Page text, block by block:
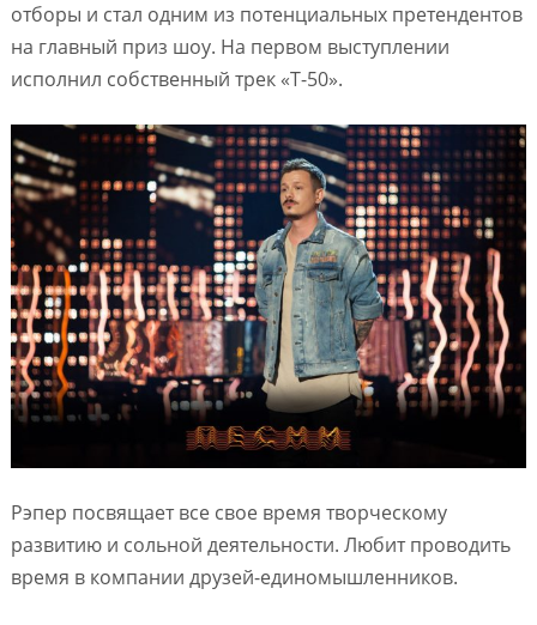
отборы и стал одним из потенциальных претендентов
на главный приз шоу. На первом выступлении
исполнил собственный трек «Т-50».
Рэпер посвящает все свое время творческому
развитию и сольной деятельности. Любит проводить
время в компании друзей-единомышленников.